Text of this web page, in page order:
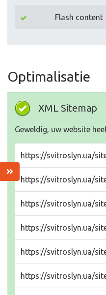
Flash content
Optimalisatie
XML Sitemap
Geweldig, uw website
https://svitroslyn.ua/
https://svitroslyn.ua/
https://svitroslyn.ua/
https://svitroslyn.ua/
https://svitroslyn.ua/
https://svitroslyn.ua/